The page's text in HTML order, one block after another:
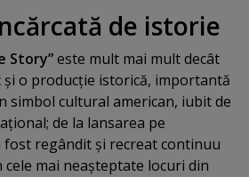
de istorie
Story”este mult mai mult decât
şi o producţie istorică, importantă
simbol cultural american, iubit de
de la lansarea pe
fost regândit şi recreat continuu
mai neaşteptate locuri din